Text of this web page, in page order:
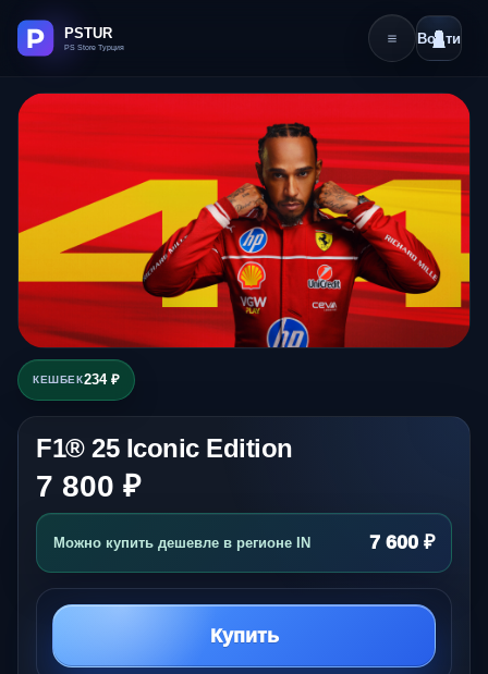
Войти
КЕШБЕК234 ₽
F1® 25 Iconic Edition
7 800 ₽
Можно купить дешевле в регионе IN 7 600 ₽
Купить